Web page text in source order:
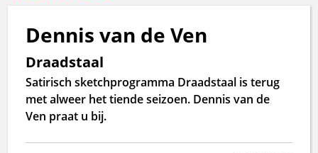
Dennis van de Ven
Draadstaal
Satirisch sketchprogramma Draadstaal is terug
met alweer het tiende seizoen. Dennis van de
Ven praat u bij.